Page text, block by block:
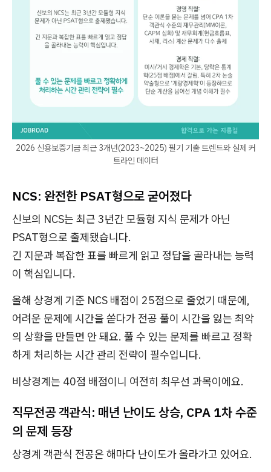
2026 신용보증기금 최근 3개년(2023~2025) 필기 기출 트렌드와 실제 커
트라인 데이터
NCS: 완전한 PSAT형으로 굳어졌다
신보의 NCS는 최근 3년간 모듈형 지식 문제가 아닌
PSAT형으로 출제됐습니다.
긴 지문과 복잡한 표를 빠르게 읽고 정답을 골라내는 능력
이 핵심입니다.
올해 상경계 기준 NCS 배점이 25점으로 줄었기 때문에,
어려운 문제에 시간을 쏟다가 전공 풀이 시간을 잃는 최악
의 상황을 만들면 안 돼요. 풀 수 있는 문제를 빠르고 정확
하게 처리하는 시간 관리 전략이 필수입니다.
비상경계는 40점 배점이니 여전히 최우선 과목이에요.
직무전공 객관식: 매년 난이도 상승, CPA 1차 수준
의 문제 등장
상경계 객관식 전공은 해마다 난이도가 올라가고 있어요.